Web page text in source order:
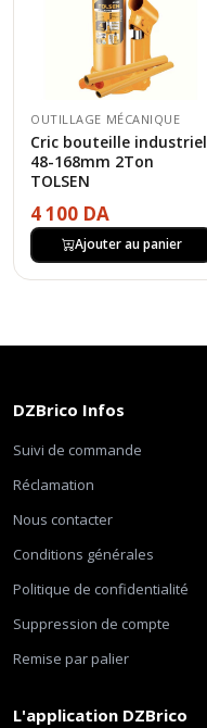
OUTILLAGE MÉCANIQUE
Cric bouteille industriel
48-168mm 2Ton
TOLSEN
4 100 DA
Ajouter au panier
DZBrico Infos
Suivi de commande
Réclamation
Nous contacter
Conditions générales
Politique de confidentialité
Suppression de compte
Remise par palier
L'application DZBrico